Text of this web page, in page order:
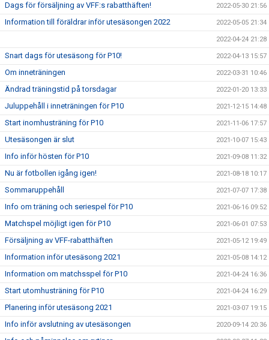
Dags för försäljning av VFF:s rabatthäften! 2022-05-30 21:56
Information till föräldrar inför utesäsongen 2022 2022-05-05 21:34
2022-04-24 21:28
Snart dags för utesäsong för P10! 2022-04-13 15:57
Om inneträningen 2022-03-31 10:46
Ändrad träningstid på torsdagar 2022-01-20 13:33
Juluppehåll i inneträningen för P10 2021-12-15 14:48
Start inomhusträning för P10 2021-11-06 17:57
Utesäsongen är slut 2021-10-07 15:43
Info inför hösten för P10 2021-09-08 11:32
Nu är fotbollen igång igen! 2021-08-18 10:17
Sommaruppehåll 2021-07-07 17:38
Info om träning och seriespel för P10 2021-06-16 09:52
Matchspel möjligt igen för P10 2021-06-01 07:53
Försäljning av VFF-rabatthäften 2021-05-12 19:49
Information inför utesäsong 2021 2021-05-08 14:12
Information om matchsspel för P10 2021-04-24 16:36
Start utomhusträning för P10 2021-04-24 16:29
Planering inför utesäsong 2021 2021-03-07 19:15
Info inför avslutning av utesäsongen 2020-09-14 20:36